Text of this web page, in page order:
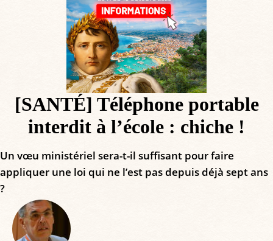
[SANTÉ] Téléphone portable
interdit à l’école : chiche !
Un vœu ministériel sera-t-il suffisant pour faire
appliquer une loi qui ne l’est pas depuis déjà sept ans
?